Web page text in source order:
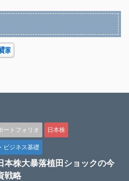
ートフォリオ 日本株
ビジネス基礎
本株大暴落植田ショックの今
戦略